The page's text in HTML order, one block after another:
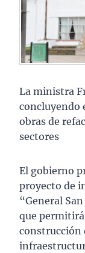
La ministra
concluyendo
obras de
sectores
El gobierno
proyecto de
“General
que
construcción